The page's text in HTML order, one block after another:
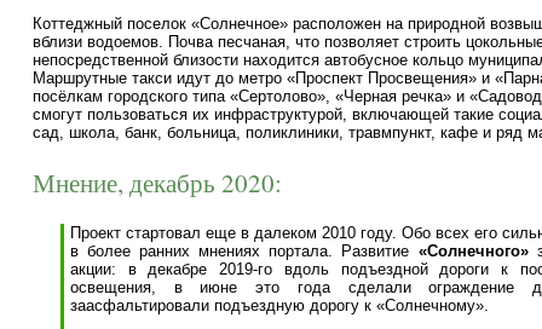
Коттеджный поселок «Солнечное» расположен на природной
вблизи водоемов. Почва песчаная, что позволяет строить
непосредственной близости находится автобусное кольцо
Маршрутные такси идут до метро «Проспект Просвещения» и
посёлкам городского типа «Сертолово», «Черная речка» и
смогут пользоваться их инфраструктурой, включающей такие
сад, школа, банк, больница, поликлиники, травмпункт, кафе и ряд
Мнение, декабрь 2020:
Проект стартовал еще в далеком 2010 году. Обо всех его
в более ранних мнениях портала. Развитие «Солнечного»
акции: в декабре 2019-го вдоль подъездной дороги к
освещения, в июне это года сделали ограждение
заасфальтировали подъездную дорогу к «Солнечному».